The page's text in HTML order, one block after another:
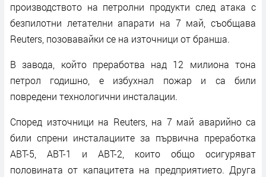
производството на петролни продукти след атака с
безпилотни летателни апарати на 7 май, съобщава
Reuters, позовавайки се на източници от бранша.
В завода, който преработва над 12 милиона тона
петрол годишно, е избухнал пожар и са били
повредени технологични инсталации.
Според източници на Reuters, на 7 май аварийно са
били спрени инсталациите за първична преработка
АВТ-5, АВТ-1 и АВТ-2, които общо осигуряват
половината от капацитета на предприятието. Друга